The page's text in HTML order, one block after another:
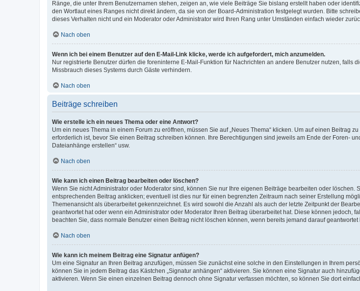
Ränge, die unter Ihrem Benutzernamen stehen, zeigen an, wie viele Beiträge Sie bislang erstellt haben oder
den Wortlaut eines Ranges nicht direkt ändern, da sie von der Board-Administration festgelegt wurden. Bitte
dieses Verhalten nicht und ein Moderator oder Administrator wird Ihren Rang unter Umständen einfach wieder
Nach oben
Wenn ich bei einem Benutzer auf den E-Mail-Link klicke, werde ich aufgefordert, mich anzumelden.
Nur registrierte Benutzer dürfen die foreninterne E-Mail-Funktion für Nachrichten an andere Benutzer nutzen,
Missbrauch dieses Systems durch Gäste verhindern.
Nach oben
Beiträge schreiben
Wie erstelle ich ein neues Thema oder eine Antwort?
Um ein neues Thema in einem Forum zu eröffnen, müssen Sie auf „Neues Thema“ klicken. Um auf einen Beitrag
erforderlich ist, bevor Sie einen Beitrag schreiben können. Ihre Berechtigungen sind jeweils am Ende der Foren-
Dateianhänge erstellen“ usw.
Nach oben
Wie kann ich einen Beitrag bearbeiten oder löschen?
Wenn Sie nicht Administrator oder Moderator sind, können Sie nur Ihre eigenen Beiträge bearbeiten oder
entsprechenden Beitrag anklicken; eventuell ist dies nur für einen begrenzten Zeitraum nach seiner Erstellung
Themenansicht als überarbeitet gekennzeichnet. Es wird sowohl die Anzahl als auch der letzte Zeitpunkt der
geantwortet hat oder wenn ein Administrator oder Moderator Ihren Beitrag überarbeitet hat. Diese können jedoch,
beachten Sie, dass normale Benutzer einen Beitrag nicht löschen können, wenn bereits jemand darauf geantwortet
Nach oben
Wie kann ich meinem Beitrag eine Signatur anfügen?
Um eine Signatur an Ihren Beitrag anzufügen, müssen Sie zunächst eine solche in den Einstellungen in Ihrem
können Sie in jedem Beitrag das Kästchen „Signatur anhängen“ aktivieren. Sie können eine Signatur auch
aktivieren. Wenn Sie einen einzelnen Beitrag dennoch ohne Signatur verfassen möchten, so können Sie dort